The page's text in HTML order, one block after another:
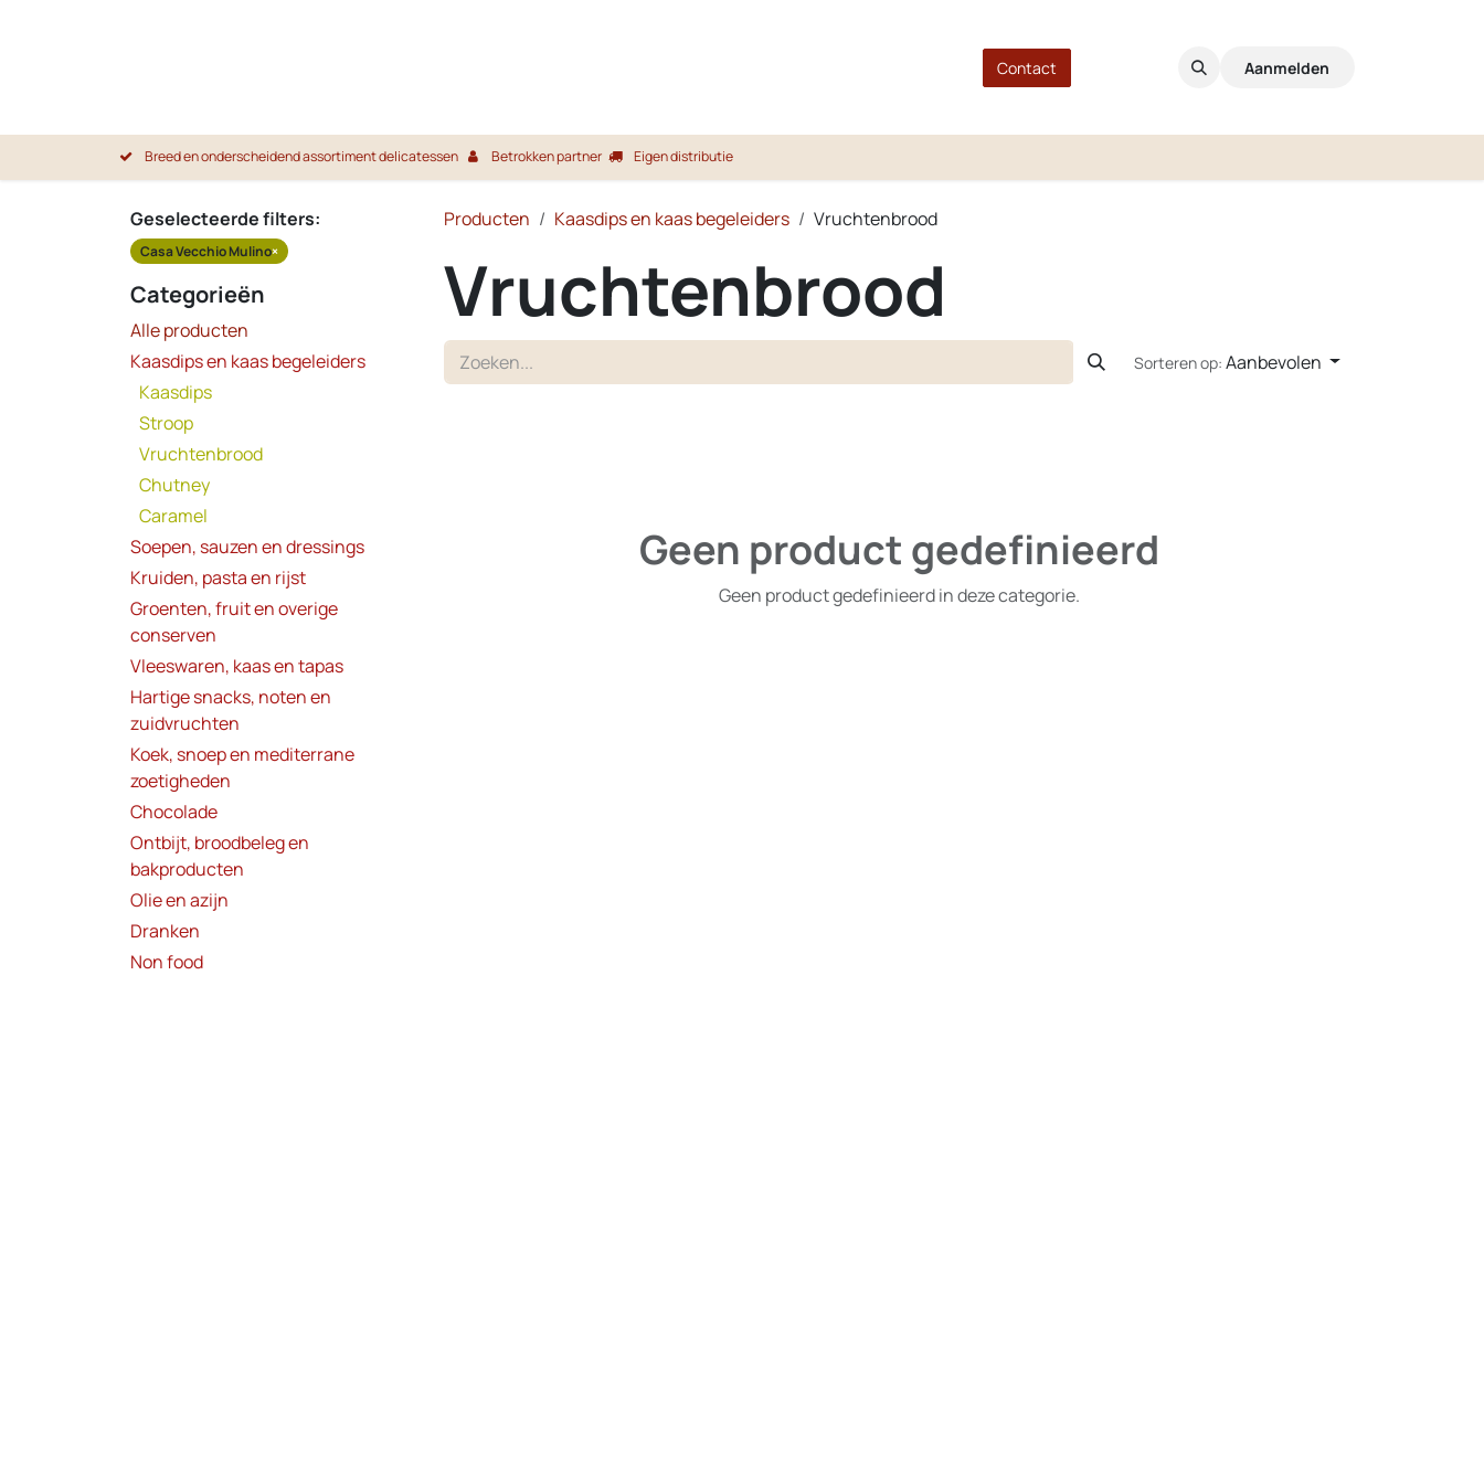
Contact Aanmelden
Breed en onderscheidend assortiment delicatessen Betrokken partner Eigen distributie
Geselecteerde filters:
Casa Vecchio Mulino×
Categorieën
Alle producten
Kaasdips en kaas begeleiders
Kaasdips
Stroop
Vruchtenbrood
Chutney
Caramel
Soepen, sauzen en dressings
Kruiden, pasta en rijst
Groenten, fruit en overige
conserven
Vleeswaren, kaas en tapas
Hartige snacks, noten en
zuidvruchten
Koek, snoep en mediterrane
zoetigheden
Chocolade
Ontbijt, broodbeleg en
bakproducten
Olie en azijn
Dranken
Non food
Producten Kaasdips en kaas begeleiders Vruchtenbrood
Vruchtenbrood
Sorteren op: Aanbevolen
Geen product gedefinieerd
Geen product gedefinieerd in deze categorie.